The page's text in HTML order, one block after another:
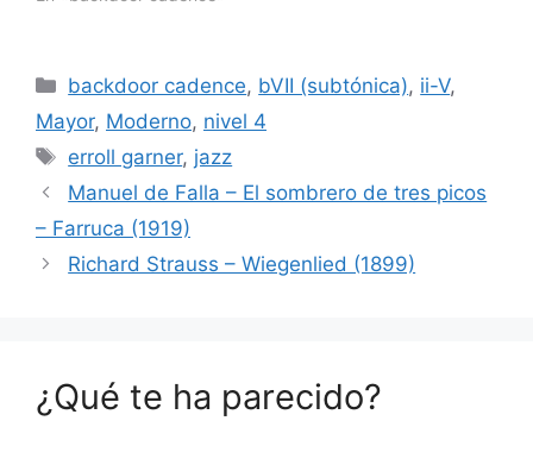
Categorías
backdoor cadence, bVII (subtónica), ii-V,
Mayor, Moderno, nivel 4
Etiquetas
erroll garner, jazz
Manuel de Falla – El sombrero de tres picos
– Farruca (1919)
Richard Strauss – Wiegenlied (1899)
¿Qué te ha parecido?